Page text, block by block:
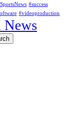
#success
#videoproduction